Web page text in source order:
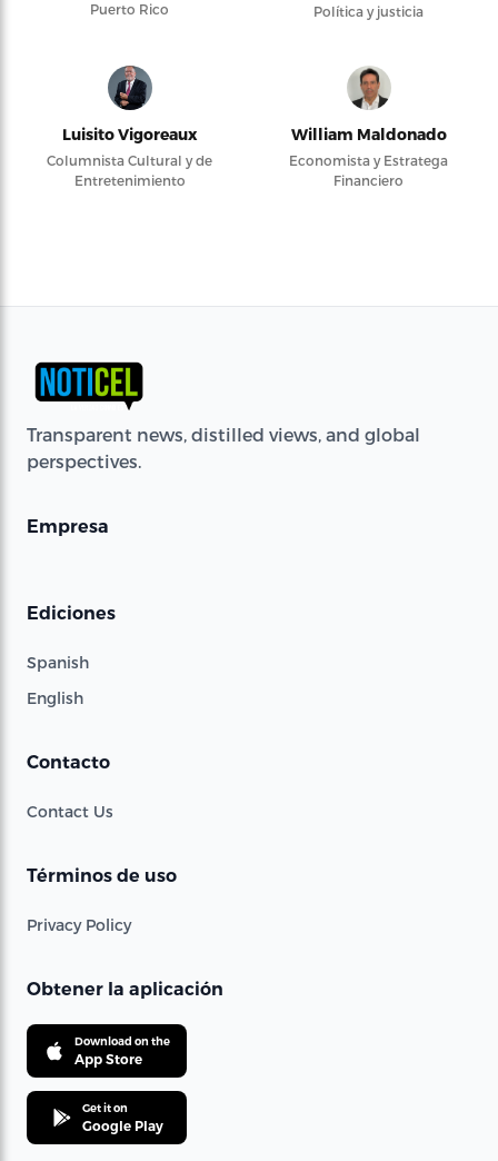
Puerto Rico
Política y justicia
Luisito Vigoreaux
Columnista Cultural y de
Entretenimiento
William Maldonado
Economista y Estratega
Financiero
Transparent news, distilled views, and global
perspectives.
Empresa
Ediciones
Spanish
English
Contacto
Contact Us
Términos de uso
Privacy Policy
Obtener la aplicación
Download on the
App Store
Get it on
Google Play